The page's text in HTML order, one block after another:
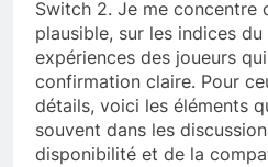
Switch 2. Je me concentre
plausible, sur les indices
expériences des joueurs
confirmation claire. Pour
détails, voici les éléments
souvent dans les
disponibilité et de la